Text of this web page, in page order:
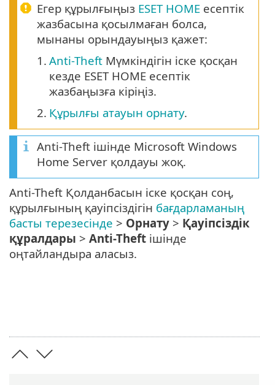
Егер құрылғыңыз ESET HOME есептік
жазбасына қосылмаған болса,
мынаны орындауыңыз қажет:
1. Anti-Theft Мүмкіндігін іске қосқан
кезде ESET HOME есептік
жазбаңызға кіріңіз.
2. Құрылғы атауын орнату.
Anti-Theft ішінде Microsoft Windows
Home Server қолдауы жоқ.
Anti-Theft Қолданбасын іске қосқан соң,
құрылғының қауіпсіздігін бағдарламаның
басты терезесінде > Орнату > Қауіпсіздік
құралдары > Anti-Theft ішінде
оңтайландыра аласыз.